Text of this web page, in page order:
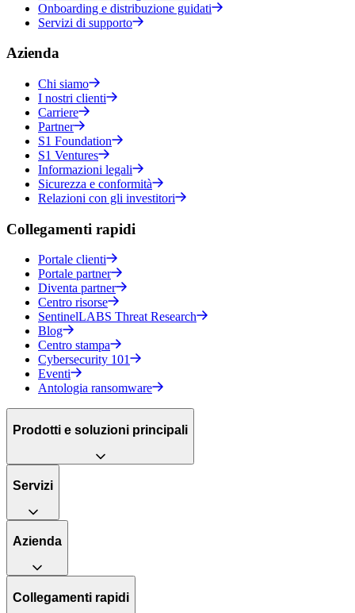
Onboarding e distribuzione guidati
Servizi di supporto
Azienda
Chi siamo
I nostri clienti
Carriere
Partner
S1 Foundation
S1 Ventures
Informazioni legali
Sicurezza e conformità
Relazioni con gli investitori
Collegamenti rapidi
Portale clienti
Portale partner
Diventa partner
Centro risorse
SentinelLABS Threat Research
Blog
Centro stampa
Cybersecurity 101
Eventi
Antologia ransomware
Prodotti e soluzioni principali
Servizi
Azienda
Collegamenti rapidi